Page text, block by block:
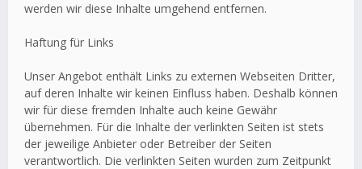
werden wir diese Inhalte umgehend entfernen.
Haftung für Links
Unser Angebot enthält Links zu externen Webseiten Dritter,
auf deren Inhalte wir keinen Einfluss haben. Deshalb können
wir für diese fremden Inhalte auch keine Gewähr
übernehmen. Für die Inhalte der verlinkten Seiten ist stets
der jeweilige Anbieter oder Betreiber der Seiten
verantwortlich. Die verlinkten Seiten wurden zum Zeitpunkt